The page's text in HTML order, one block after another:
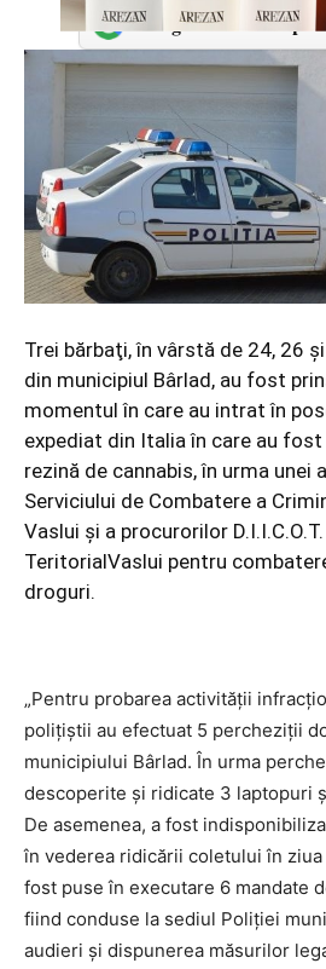
Adaugă-ne ca sursă
Trei bărbaţi, în vârstă de 24, 26
din municipiul Bârlad, au fost
momentul în care au intrat în
expediat din Italia în care au
rezină de cannabis, în urma
Serviciului de Combatere a
Vaslui şi a procurorilor
TeritorialVaslui pentru
droguri.
„Pentru probarea activităţii
poliţiştii au efectuat 5 percheziţii
municipiului Bârlad. În urma
descoperite şi ridicate 3 laptopuri
De asemenea, a fost
în vederea ridicării coletului în
fost puse în executare 6 mandate
fiind conduse la sediul Poliţiei
audieri şi dispunerea măsurilor